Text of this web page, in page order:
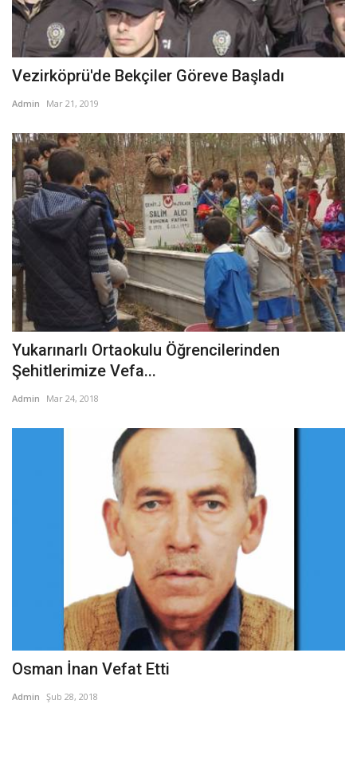
Vezirköprü'de Bekçiler Göreve Başladı
Admin Mar 21, 2019
Yukarınarlı Ortaokulu Öğrencilerinden
Şehitlerimize Vefa...
Admin Mar 24, 2018
Osman İnan Vefat Etti
Admin Şub 28, 2018